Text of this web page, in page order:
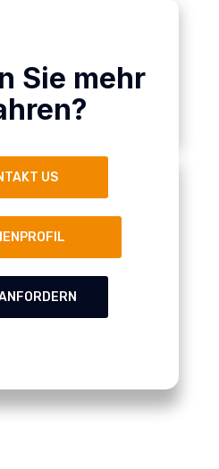
Sie mehr
US